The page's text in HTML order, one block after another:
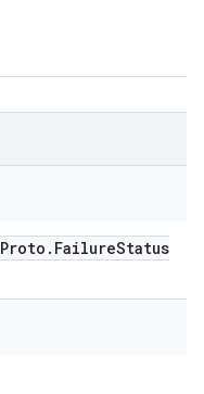
Proto . FailureStatus